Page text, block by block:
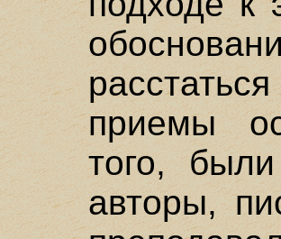
приемы
того,
авторы,